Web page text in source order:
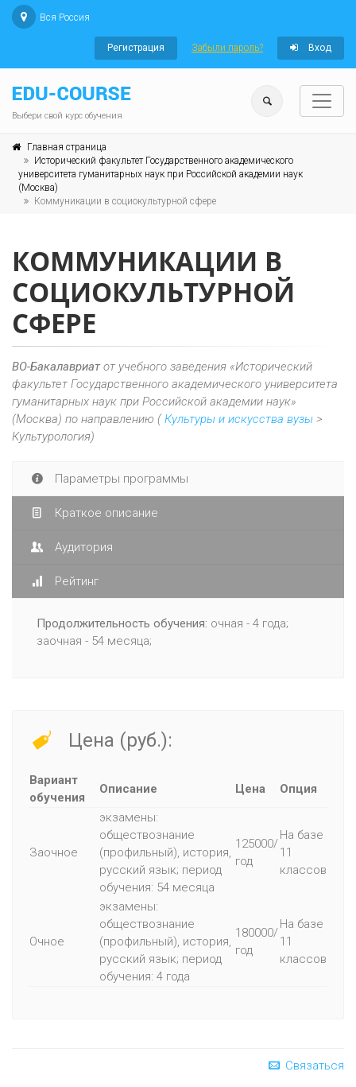
Вся Россия
Регистрация Забыли пароль? Вход
Выбери свой курс обучения
Главная страница
Исторический факультет Государственного академического
университета гуманитарных наук при Российской академии наук
(Москва)
Коммуникации в социокультурной сфере
КОММУНИКАЦИИ В
СОЦИОКУЛЬТУРНОЙ
СФЕРЕ
ВО-Бакалавриатот учебного заведения «Исторический
факультет Государственного академического университета
гуманитарных наук при Российской академии наук»
(Москва) по направлению (Культуры и искусства вузы >
Культурология)
Параметры программы
Краткое описание
Аудитория
Рейтинг
Продолжительность обучения: очная - 4 года;
заочная - 54 месяца;
Цена (руб.):
Вариант
обучения
Описание Цена Опция
Заочное
экзамены:
обществознание
(профильный), история,
русский язык; период
обучения: 54 месяца
125000/
год
На базе
11
классов
Очное
экзамены:
обществознание
(профильный), история,
русский язык; период
обучения: 4 года
180000/
год
На базе
11
классов
Связаться